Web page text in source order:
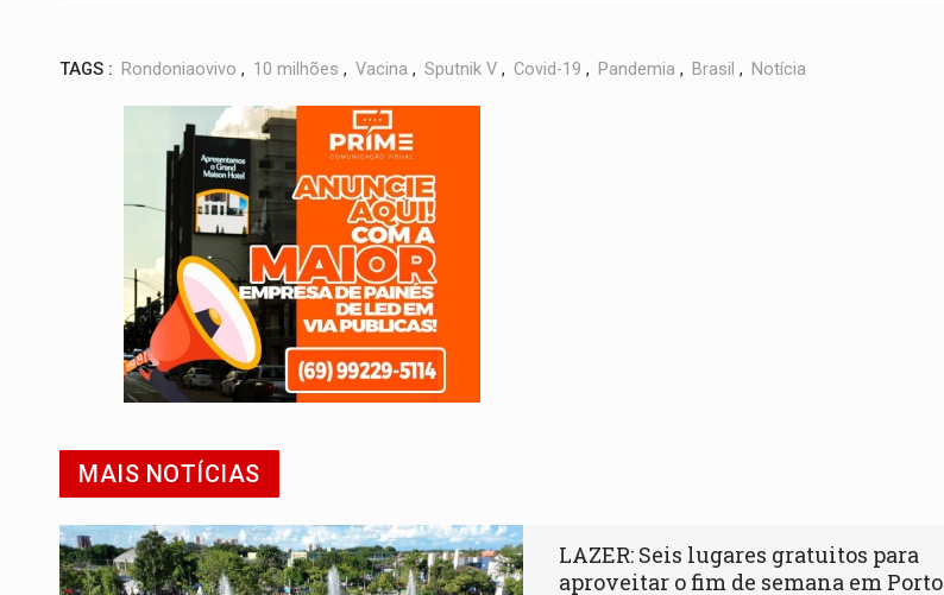
TAGS : Rondoniaovivo , 10 milhões , Vacina , Sputnik V , Covid-19 , Pandemia , Brasil , Notícia
MAIS NOTÍCIAS
LAZER: Seis lugares gratuitos para
aproveitar o fim de semana em Porto